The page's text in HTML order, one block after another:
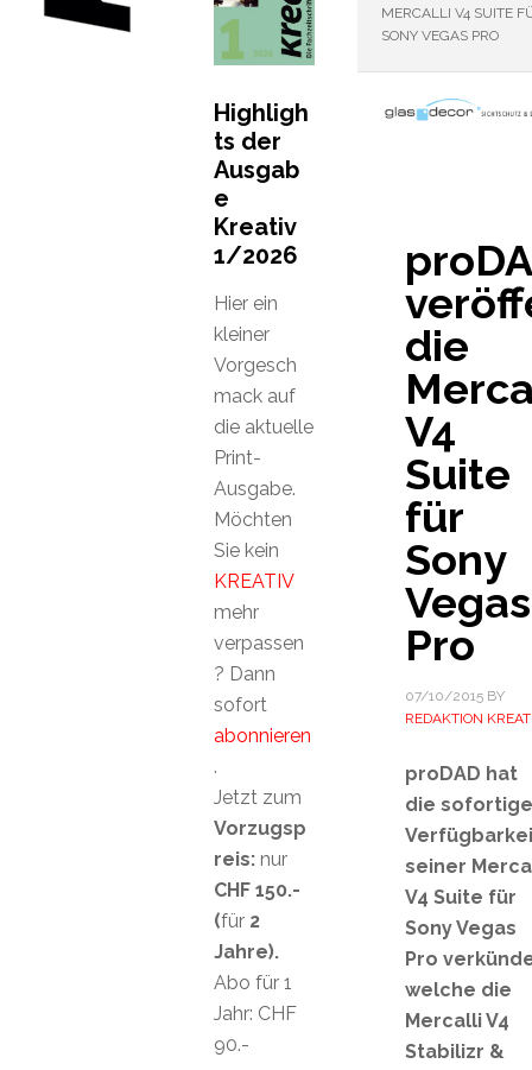
MERCALLI V4 SUITE
SONY VEGAS PRO
die
V4
Suite
für
Sony
Vegas
Pro
07/10/2015BY
REDAKTION
proDAD hat
die sofortige
seiner
V4 Suite für
Sony Vegas
Pro
welche die
Mercalli V4
Stabilizr &
Highligh
ts der
Ausgab
e
Kreativ
1/2026
Hier ein
kleiner
Vorgesch
mack auf
die aktuelle
Print-
Ausgabe.
Möchten
Sie kein
KREATIV
mehr
verpassen
? Dann
sofort
abonnieren
.
Jetzt zum
Vorzugsp
reis: nur
CHF 150.-
(für 2
Jahre).
Abo für 1
Jahr: CHF
90.-